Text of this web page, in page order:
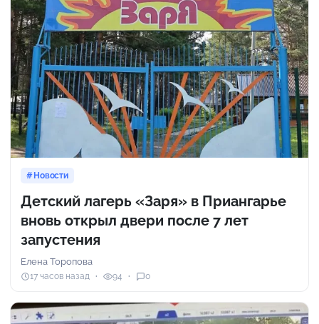
Новости
Детский лагерь «Заря» в Приангарье
вновь открыл двери после 7 лет
запустения
Елена Торопова
17 часов назад 94 0